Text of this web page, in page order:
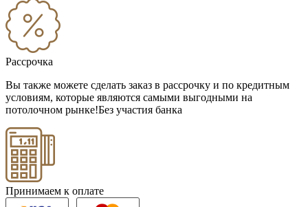
Рассрочка
Вы также можете сделать заказ в рассрочку и по кредитным
условиям, которые являются самыми выгодными на
потолочном рынке!Без участия банка
Принимаем к оплате